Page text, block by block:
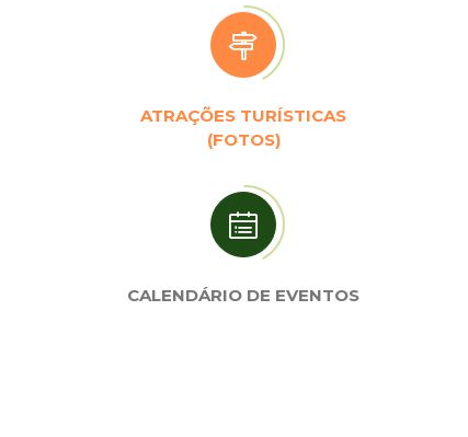
ATRAÇÕES TURÍSTICAS
(FOTOS)
CALENDÁRIO DE EVENTOS